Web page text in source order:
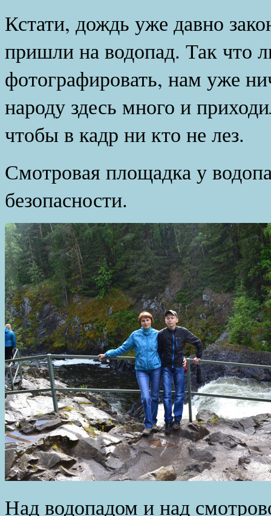
Кстати, дождь уже давно
пришли на водопад. Так что
фотографировать, нам уже
народу здесь много и
чтобы в кадр ни кто не лез.
Смотровая площадка у
безопасности.
Над водопадом и над